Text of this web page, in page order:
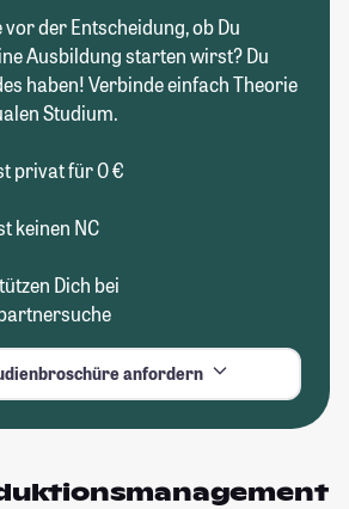
der Entscheidung, ob Du
Ausbildung starten wirst? Du
haben! Verbinde einfach Theorie
Studium.
privat für 0 €
keinen NC
Dich bei
anfordern